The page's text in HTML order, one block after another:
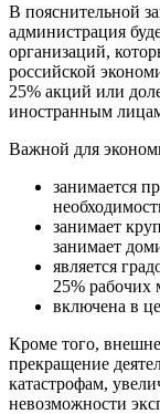
В пояснительной
администрация
организаций,
российской
25% акций или
иностранным
Важной для
занимается
занимает
занимает
является
25% рабочих
включена в
Кроме того,
прекращение
катастрофам,
невозможности